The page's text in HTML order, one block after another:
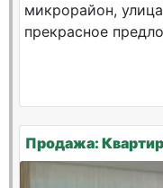
микрорайон,
прекрасное
Продажа: